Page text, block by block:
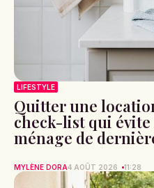
LIFESTYLE
Quitter une
check-list qui
ménage de
MYLÈNE DORA4 AOÛT 2026 11:28